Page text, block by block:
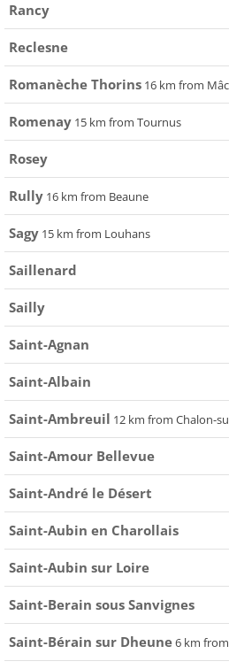
Rancy
Reclesne
Romanèche Thorins 16 km from
Romenay 15 km from Tournus
Rosey
Rully 16 km from Beaune
Sagy 15 km from Louhans
Saillenard
Sailly
Saint-Agnan
Saint-Albain
Saint-Ambreuil 12 km from Chalon-
Saint-Amour Bellevue
Saint-André le Désert
Saint-Aubin en Charollais
Saint-Aubin sur Loire
Saint-Berain sous Sanvignes
Saint-Bérain sur Dheune6 km